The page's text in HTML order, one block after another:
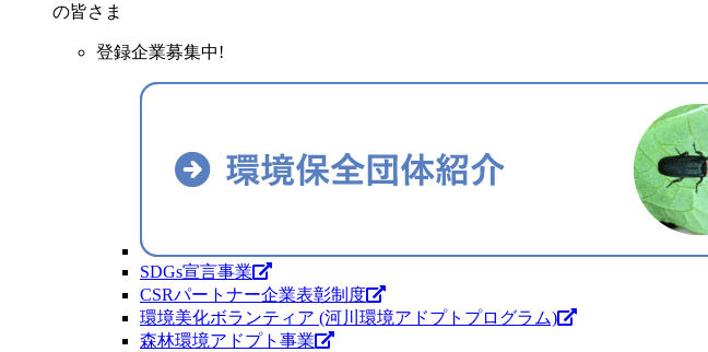
の皆さま
登録企業募集中!
SDGs宣言事業
CSRパートナー企業表彰制度
環境美化ボランティア (河川環境アドプトプログラム)
森林環境アドプト事業